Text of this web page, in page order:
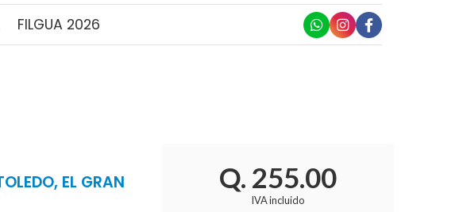
FILGUA 2026
EL GRAN
Q. 255.00
IVA incluido